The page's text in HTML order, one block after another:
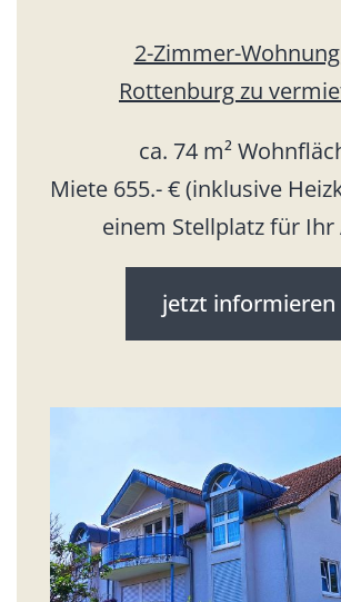
2-Zimmer-
Rottenburg zu
ca. 74 m²
Miete 655.- € (inklusive
einem Stellplatz für Ihr
jetzt informieren